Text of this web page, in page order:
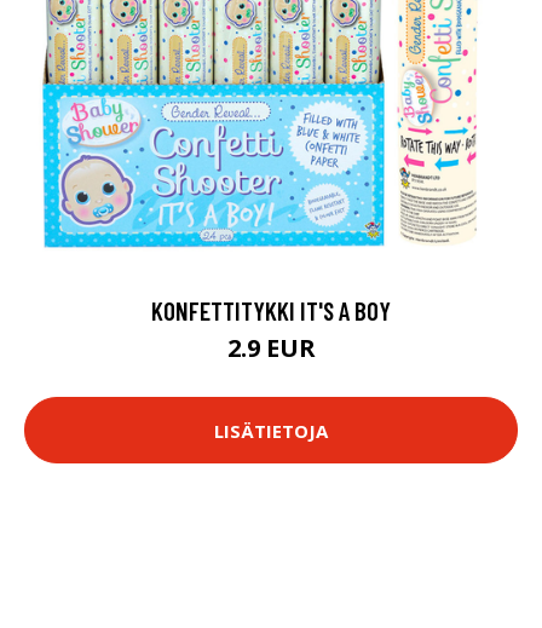
KONFETTITYKKI IT'S A BOY
2.9 EUR
LISÄTIETOJA